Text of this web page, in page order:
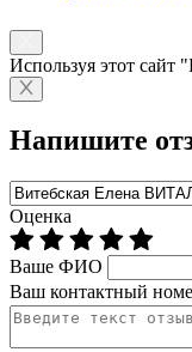
Используя этот
Напишите
Оценка
Ваше ФИО
Ваш контактный